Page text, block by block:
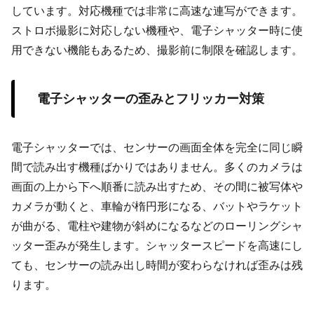
しています。対応機種では非常に高速な連写ができます。
ストロボ撮影に対応しない機種や、電子シャッター時に使
用できない機能もあるため、撮影前に制限を確認します。
電子シャッターの歪みとフリッカー対策
電子シャッターでは、センサーの画面全体を完全に同じ瞬
間で読み出す機種ばかりではありません。多くのカメラは
画面の上から下へ順番に読み出すため、その間に被写体や
カメラが動くと、車輪が楕円形になる、バットやラケット
が曲がる、電柱や建物が斜めになるなどのローリングシャ
ッター歪みが発生します。シャッタースピードを高速にし
ても、センサーの読み出し時間が変わらなければ歪みは残
ります。